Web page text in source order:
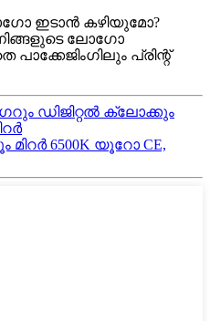
ഇടാൻ കഴിയുമോ?
ലോഗോ
പാക്കേജിംഗിലും പ്രിന്റ്
ഡിജിറ്റൽ ക്ലോക്കും
മിറർ 6500K യൂറോ CE,